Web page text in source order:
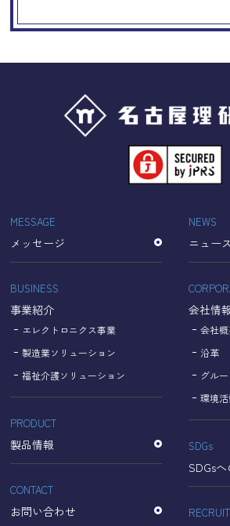
Googleアナリティクスの
当サイトでは、より良いサービスの提供
ティの向上のため、Googleアナリティ
イトの利用状況などのデータ収集及び解
す。その際、「Cookie」を通じて、
ドレスなどの情報を収集する場合があり
「Cookie」で収集される情報は個人を特
収集されたデータはGoogleのプライバシ
て管理されます。
なお、当サイトのご利用をもって、上述
いてGoogle及び当サイトが行うデータ
【Googleのプライバシーポリシー】
https://policies.google.com/
https://policies.google.com/
hl=ja
個人情報に関するお問い
名古屋理研電具株式会社
TEL：052-833-1248
MESSAGE
メッセージ
BUSINESS
事業紹介
エレクトロニクス事業
製造業ソリューション
福祉介護ソリューション
PRODUCT
製品情報
CONTACT
お問い合わせ
NEWS
ニュー
会社情
会社
沿革
グル
環境活
SDGs
SDGs
RECRUIT